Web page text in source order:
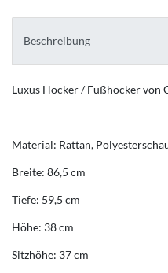
Beschreibung
Luxus Hocker / Fußhocker von
Material: Rattan,
Breite: 86,5 cm
Tiefe: 59,5 cm
Höhe: 38 cm
Sitzhöhe: 37 cm